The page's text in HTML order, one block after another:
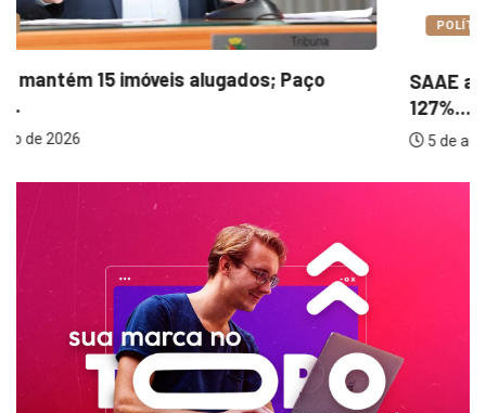
POLÍTICA
SAAE apresenta justificativas para aumento de
5 de agosto de 2026